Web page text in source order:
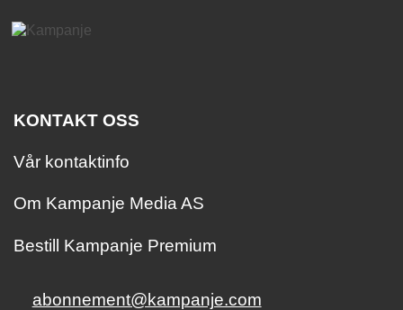
KONTAKT OSS
Vår kontaktinfo
Om Kampanje Media AS
Bestill Kampanje Premium
abonnement@kampanje.com